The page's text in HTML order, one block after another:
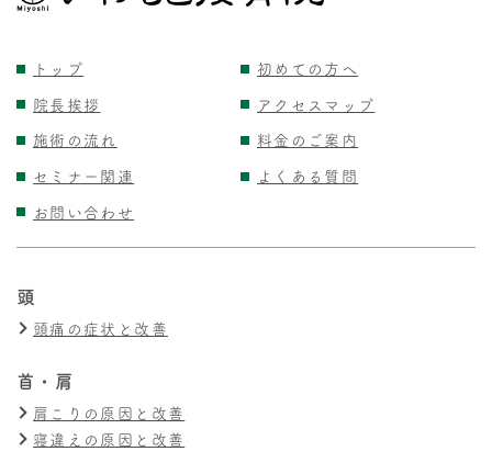
トップ
初めての方へ
院長挨拶
アクセスマップ
施術の流れ
料金のご案内
セミナー関連
よくある質問
お問い合わせ
頭
頭痛の症状と改善
首・肩
肩こりの原因と改善
寝違えの原因と改善